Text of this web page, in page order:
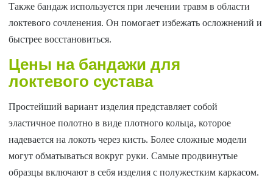
Также бандаж используется при лечении травм в области
локтевого сочленения. Он помогает избежать осложнений и
быстрее восстановиться.
Цены на бандажи для
локтевого сустава
Простейший вариант изделия представляет собой
эластичное полотно в виде плотного кольца, которое
надевается на локоть через кисть. Более сложные модели
могут обматываться вокруг руки. Самые продвинутые
образцы включают в себя изделия с полужестким каркасом.